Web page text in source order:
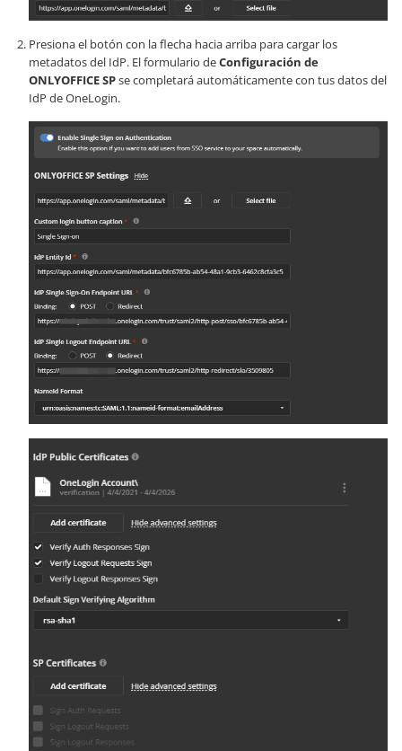
Presiona el botón con la flecha hacia arriba para cargar los
metadatos del IdP. El formulario deConfiguración de
ONLYOFFICE SPse completará automáticamente con tus datos del
IdP de OneLogin.